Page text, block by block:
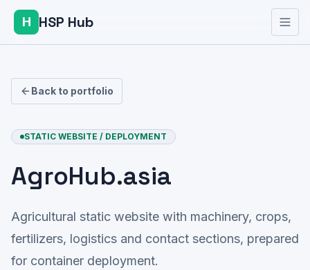
H HSP Hub
Back to portfolio
STATIC WEBSITE / DEPLOYMENT
AgroHub.asia
Agricultural static website with machinery, crops,
fertilizers, logistics and contact sections, prepared
for container deployment.